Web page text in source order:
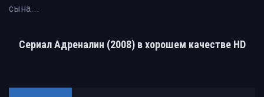
сына...
Сериал Адреналин (2008) в хорошем качестве HD